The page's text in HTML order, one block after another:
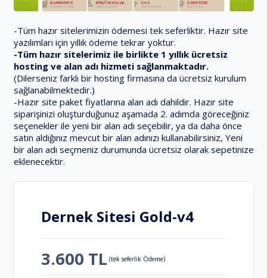
Dernek Sitesi Gold-v4
3.600 TL (tek seferlik Ödeme)
-Tüm hazır sitelerimizin ödemesi tek seferliktir. Hazır site
yazılımları için yıllık ödeme tekrar yoktur.
-Tüm hazır sitelerimiz ile birlikte 1 yıllık ücretsiz
hosting ve alan adı hizmeti sağlanmaktadır.
(Dilerseniz farklı bir hosting firmasına da ücretsiz kurulum
sağlanabilmektedir.)
-Hazır site paket fiyatlarına alan adı dahildir. Hazır site
siparişinizi oluşturduğunuz aşamada 2. adımda göreceğiniz
seçenekler ile yeni bir alan adı seçebilir, ya da daha önce
satın aldığınız mevcut bir alan adınızı kullanabilirsiniz, Yeni
bir alan adı seçmeniz durumunda ücretsiz olarak sepetinize
eklenecektir.